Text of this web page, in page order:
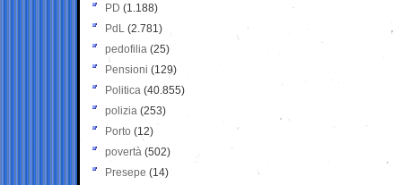
PD (1.188)
PdL (2.781)
pedofilia (25)
Pensioni (129)
Politica (40.855)
polizia (253)
Porto (12)
povertà (502)
Presepe (14)